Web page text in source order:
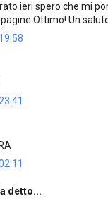
ieri spero che mi
Ottimo! Un
detto...